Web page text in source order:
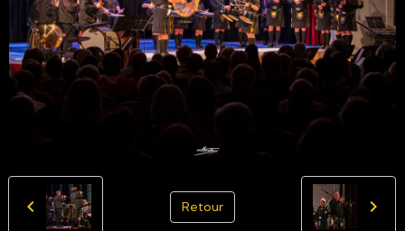
Retour